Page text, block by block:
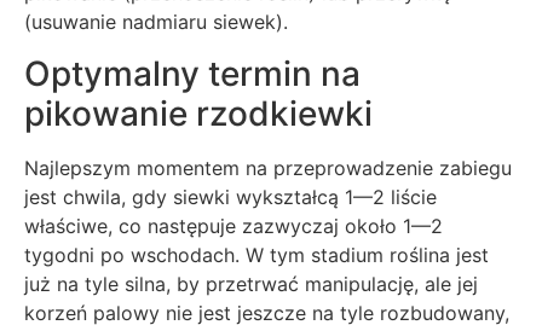
(usuwanie nadmiaru siewek).
Optymalny termin na
pikowanie rzodkiewki
Najlepszym momentem na przeprowadzenie zabiegu
jest chwila, gdy siewki wykształcą 1—2 liście
właściwe, co następuje zazwyczaj około 1—2
tygodni po wschodach. W tym stadium roślina jest
już na tyle silna, by przetrwać manipulację, ale jej
korzeń palowy nie jest jeszcze na tyle rozbudowany,